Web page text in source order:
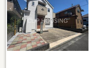
ドバイザー」資格保有者
承ります！お気軽にお問